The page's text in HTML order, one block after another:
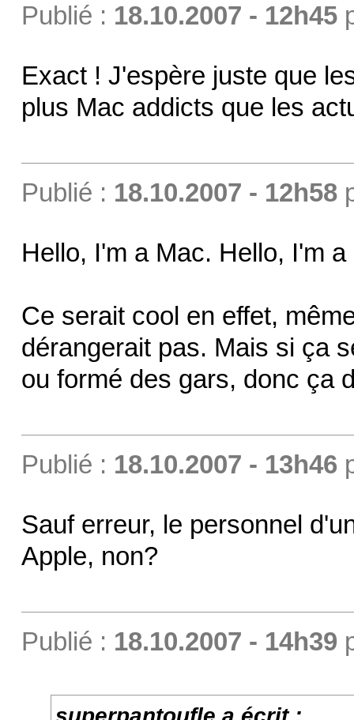
Publié : 18.10.2007 - 12h45
Exact ! J'espère juste que
plus Mac addicts que les
Publié : 18.10.2007 - 12h58
Hello, I'm a Mac. Hello, I'm
Ce serait cool en effet,
dérangerait pas. Mais si ça
ou formé des gars, donc ça
Publié : 18.10.2007 - 13h46
Sauf erreur, le personnel
Apple, non?
Publié : 18.10.2007 - 14h39